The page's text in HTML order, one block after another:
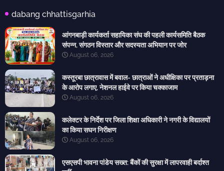
dabang chhattisgarhia
आंगनबाड़ी कार्यकर्ता सहायिका संघ की पहली कार्यसमिति बैठक
संपन्न, संगठन विस्तार और सदस्यता अभियान पर जोर
August 06, 2026
कस्तूरबा छात्रावास में बवाल- छात्राओं ने अधीक्षिका पर प्रताड़ना
के आरोप लगाए, नेशनल हाईवे पर किया चक्काजाम
August 06, 2026
कलेक्टर के निर्देश पर जिला शिक्षा अधिकारी ने नगरी के विद्यालयों
का किया सघन निरीक्षण
August 06, 2026
एसएसपी भावना पांडेय सख्त: बैंकों की सुरक्षा में लापरवाही बर्दाश्त